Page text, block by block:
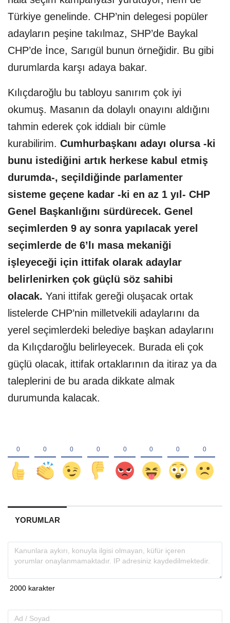
Türkiye genelinde. CHP’nin delegesi popüler
adayların peşine takılmaz, SHP’de Baykal
CHP’de İnce, Sarıgül bunun örneğidir. Bu gibi
durumlarda karşı adaya bakar.
Kılıçdaroğlu bu tabloyu sanırım çok iyi
okumuş. Masanın da dolaylı onayını aldığını
tahmin ederek çok iddialı bir cümle
kurabilirim. Cumhurbaşkanı adayı olursa -ki
bunu istediğini artık herkese kabul etmiş
durumda-, seçildiğinde parlamenter
sisteme geçene kadar -ki en az 1 yıl- CHP
Genel Başkanlığını sürdürecek. Genel
seçimlerden 9 ay sonra yapılacak yerel
seçimlerde de 6’lı masa mekaniği
işleyeceği için ittifak olarak adaylar
belirlenirken çok güçlü söz sahibi
olacak. Yani ittifak gereği oluşacak ortak
listelerde CHP’nin milletvekili adaylarını da
yerel seçimlerdeki belediye başkan adaylarını
da Kılıçdaroğlu belirleyecek. Burada eli çok
güçlü olacak, ittifak ortaklarının da itiraz ya da
taleplerini de bu arada dikkate almak
durumunda kalacak.
YORUMLAR